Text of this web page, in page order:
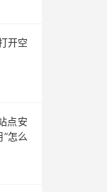
开空
点安
怎么